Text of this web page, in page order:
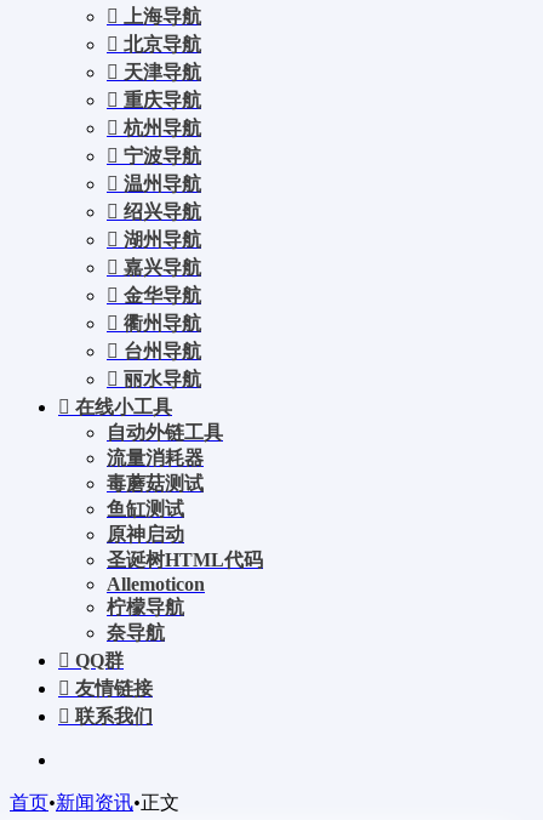
上海导航
北京导航
天津导航
重庆导航
杭州导航
宁波导航
温州导航
绍兴导航
湖州导航
嘉兴导航
金华导航
衢州导航
台州导航
丽水导航
在线小工具
自动外链工具
流量消耗器
毒蘑菇测试
鱼缸测试
原神启动
圣诞树HTML代码
Allemoticon
柠檬导航
奈导航
QQ群
友情链接
联系我们
首页•新闻资讯•正文